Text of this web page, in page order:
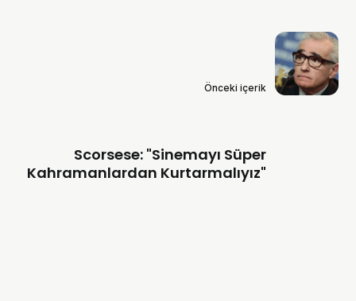
Önceki içerik
Scorsese: "Sinemayı Süper
Kahramanlardan Kurtarmalıyız"